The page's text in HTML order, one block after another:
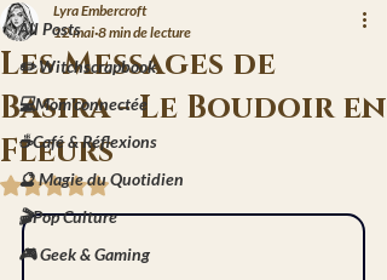
All Posts
✏️ Witchscrapbook
💻Mom'connectée
☕Café & Réflexions
🔮 Magie du Quotidien
🎬Pop Culture
🎮 Geek & Gaming
Les Messages de
Basira - Le Boudoir en
Fleurs
Lyra Embercroft
12 mai 8 min de lecture
Noté NaN étoiles sur 5.